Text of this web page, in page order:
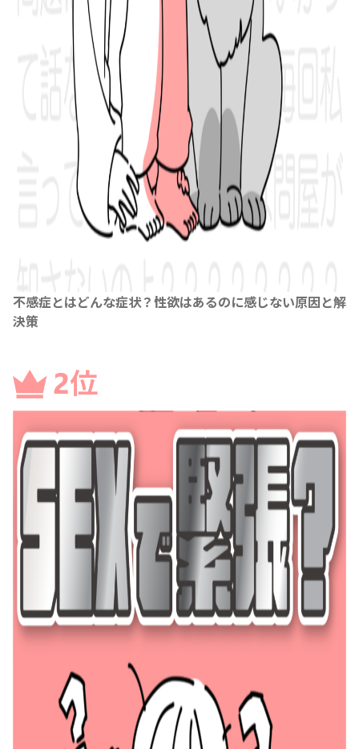
不感症とはどんな症状？性欲はあるのに感じない原因と解
決策